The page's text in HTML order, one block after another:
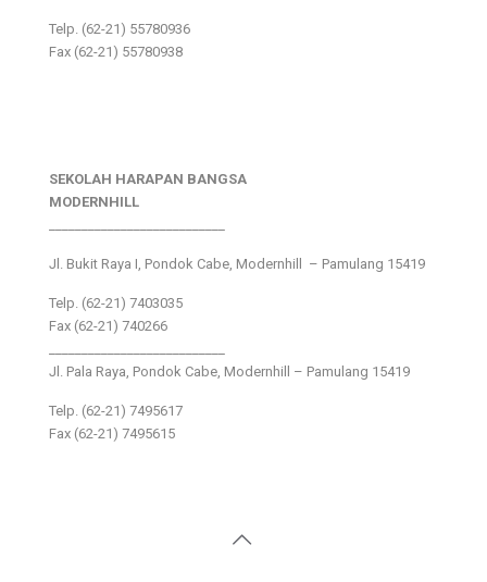
Telp. (62-21) 55780936
Fax (62-21) 55780938
SEKOLAH HARAPAN BANGSA
MODERNHILL
Jl. Bukit Raya I, Pondok Cabe, Modernhill – Pamulang 15419
Telp. (62-21) 7403035
Fax (62-21) 740266
Jl. Pala Raya, Pondok Cabe, Modernhill – Pamulang 15419
Telp. (62-21) 7495617
Fax (62-21) 7495615